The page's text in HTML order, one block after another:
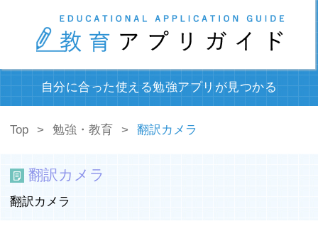
自分に合った使える勉強アプリが見つかる
Top 勉強・教育 翻訳カメラ
翻訳カメラ
翻訳カメラ